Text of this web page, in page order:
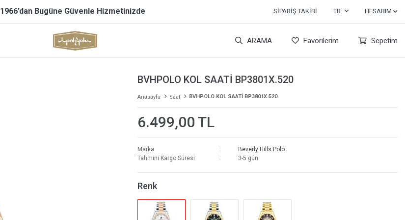
1966’dan Bugüne Güvenle Hizmetinizde SIPARIŞ TAKIBI TR HESABIM
ARAMA Favorilerim Sepetim
BVHPOLO KOL SAATİ BP3801X.520
Anasayfa Saat BVHPOLO KOL SAATİ BP3801X.520
6.499,00 TL
Marka
Beverly Hills Polo
Tahmini Kargo Süresi
3-5 gün
Renk